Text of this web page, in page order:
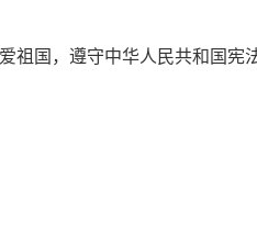
祖国，遵守中华人民共和国宪